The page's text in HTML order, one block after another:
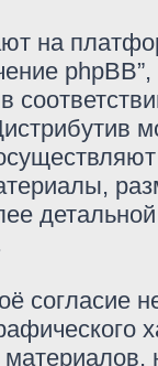
на
согласие